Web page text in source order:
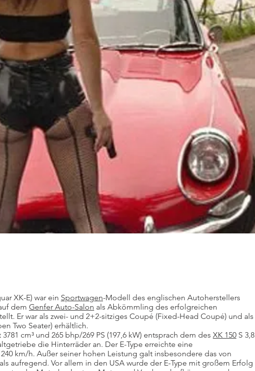
XK-E) war ein Sportwagen-Modell des englischen Autoherstellers
dem Genfer Auto-Salon als Abkömmling des erfolgreichen
Er war als zwei- und 2+2-sitziges Coupé (Fixed-Head Coupé) und als
Two Seater) erhältlich.
cm³ und 265 bhp/269 PS (197,6 kW) entsprach dem des XK 150 S 3,8
die Hinterräder an. Der E-Type erreichte eine
km/h. Außer seiner hohen Leistung galt insbesondere das von
als aufregend. Vor allem in den USA wurde der E-Type mit großem Erfolg